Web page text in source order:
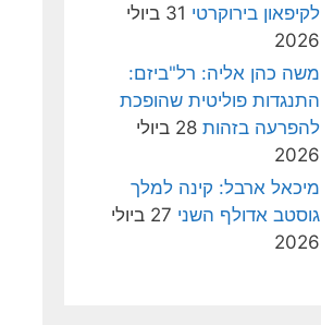
לקיפאון בירוקרטי
31 ביולי
2026
משה כהן אליה: רל"ביזם:
התנגדות פוליטית שהופכת
להפרעה בזהות
28 ביולי
2026
מיכאל ארבל: קינה למלך
גוסטב אדולף השני
27 ביולי
2026